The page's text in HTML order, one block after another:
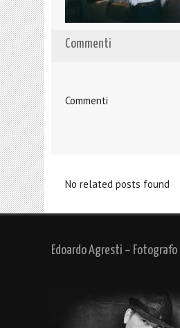
Commenti
Commenti
No related posts found
Edoardo Agresti – Fotografo